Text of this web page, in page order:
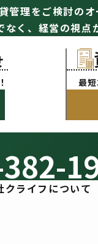
管理をご検討のオ
く、経営の視点
最
クライフについて